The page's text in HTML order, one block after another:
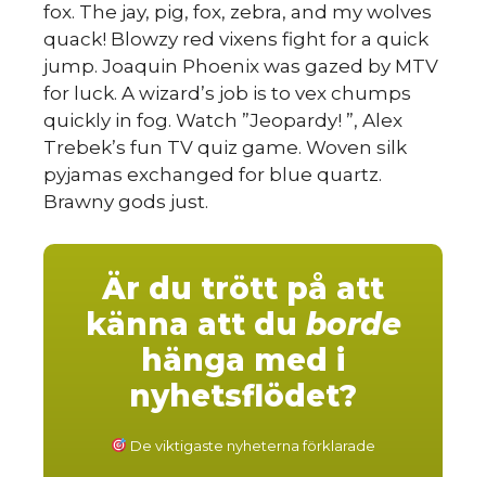
fox. The jay, pig, fox, zebra, and my wolves
quack! Blowzy red vixens fight for a quick
jump. Joaquin Phoenix was gazed by MTV
for luck. A wizard’s job is to vex chumps
quickly in fog. Watch ”Jeopardy! ”, Alex
Trebek’s fun TV quiz game. Woven silk
pyjamas exchanged for blue quartz.
Brawny gods just.
Är du trött på att
känna att du borde
hänga med i
nyhetsflödet?
De viktigaste nyheterna förklarade
HINT